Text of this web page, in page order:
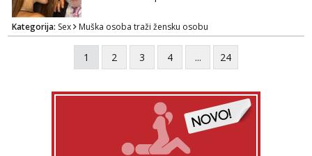
Kategorija: Sex Muška osoba traži žensku osobu
1 2 3 4 ... 24